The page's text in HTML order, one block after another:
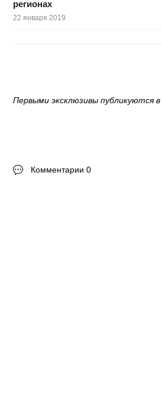
регионах
22 января 2019
Первыми эксклюзивы публикуются в
Комментарии 0